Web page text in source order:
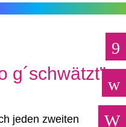
g´schwätzt"
jeden zweiten